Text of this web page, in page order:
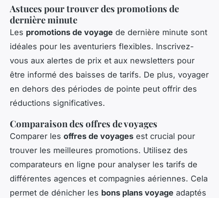
Astuces pour trouver des promotions de
dernière minute
Les promotions de voyage de dernière minute sont
idéales pour les aventuriers flexibles. Inscrivez-
vous aux alertes de prix et aux newsletters pour
être informé des baisses de tarifs. De plus, voyager
en dehors des périodes de pointe peut offrir des
réductions significatives.
Comparaison des offres de voyages
Comparer les offres de voyages est crucial pour
trouver les meilleures promotions. Utilisez des
comparateurs en ligne pour analyser les tarifs de
différentes agences et compagnies aériennes. Cela
permet de dénicher les bons plans voyage adaptés